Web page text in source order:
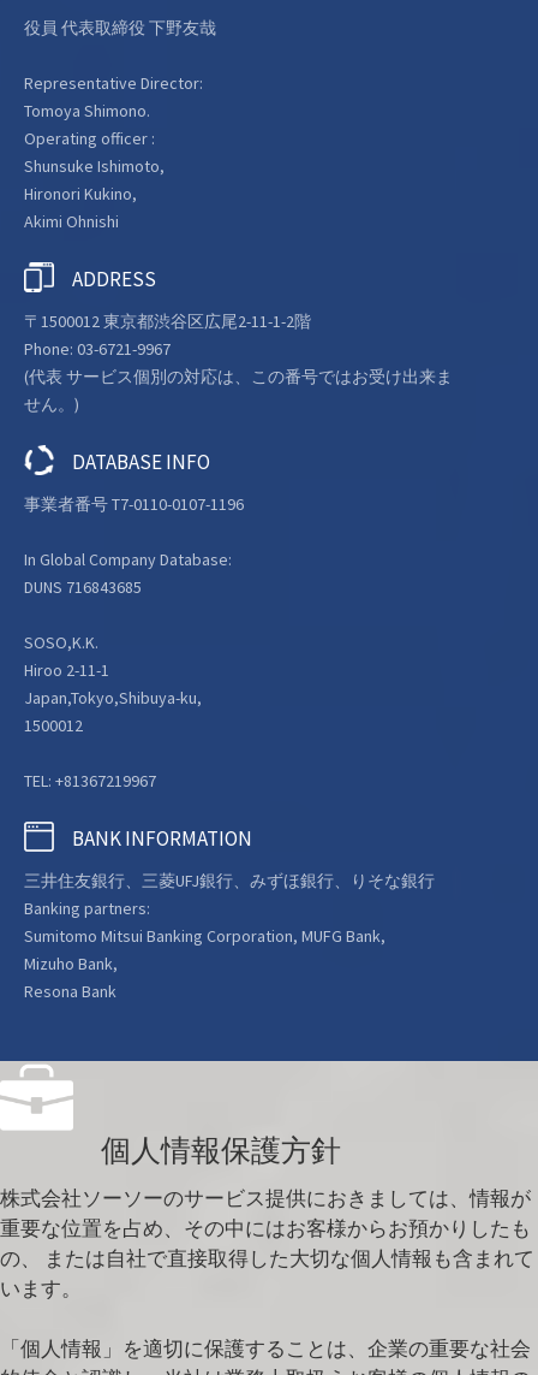
役員 代表取締役 下野友哉
Representative Director:
Tomoya Shimono.
Operating officer :
Shunsuke Ishimoto,
Hironori Kukino,
Akimi Ohnishi
ADDRESS
〒1500012 東京都渋谷区広尾2-11-1-2階
Phone: 03-6721-9967
(代表 サービス個別の対応は、この番号ではお受け出来ま
せん。)
DATABASE INFO
事業者番号 T7-0110-0107-1196
In Global Company Database:
DUNS 716843685
SOSO,K.K.
Hiroo 2-11-1
Japan,Tokyo,Shibuya-ku,
1500012
TEL: +81367219967
BANK INFORMATION
三井住友銀行、三菱UFJ銀行、みずほ銀行、りそな銀行
Banking partners:
Sumitomo Mitsui Banking Corporation, MUFG Bank,
Mizuho Bank,
Resona Bank
個人情報保護方針
株式会社ソーソーのサービス提供におきましては、情報が
重要な位置を占め、その中にはお客様からお預かりしたも
の、 または自社で直接取得した大切な個人情報も含まれて
います。
「個人情報」を適切に保護することは、企業の重要な社会